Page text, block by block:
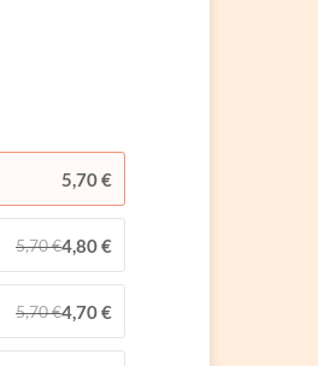
5,70€
5,70€4,80€
5,70€4,70€